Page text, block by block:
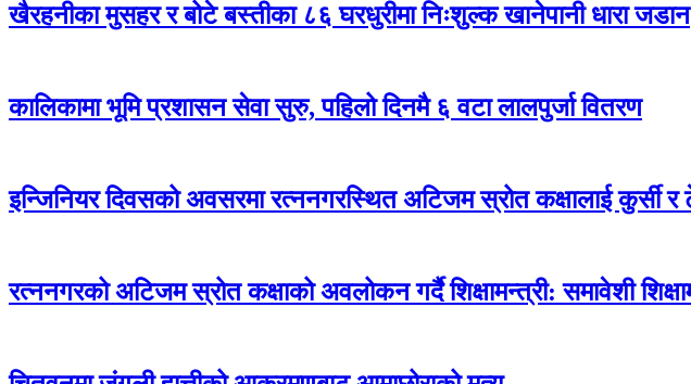
खैरहनीका मुसहर र बोटे बस्तीका ८६ घरधुरीमा निःशुल्क खानेपानी धारा जडान
कालिकामा भूमि प्रशासन सेवा सुरु, पहिलो दिनमै ६ वटा लालपुर्जा वितरण
इन्जिनियर दिवसको अवसरमा रत्ननगरस्थित अटिजम स्रोत कक्षालाई कुर्सी
रत्ननगरको अटिजम स्रोत कक्षाको अवलोकन गर्दै शिक्षामन्त्री: समावेशी